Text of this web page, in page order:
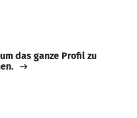
das ganze Profil zu